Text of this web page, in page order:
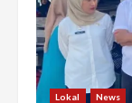
Lokal News